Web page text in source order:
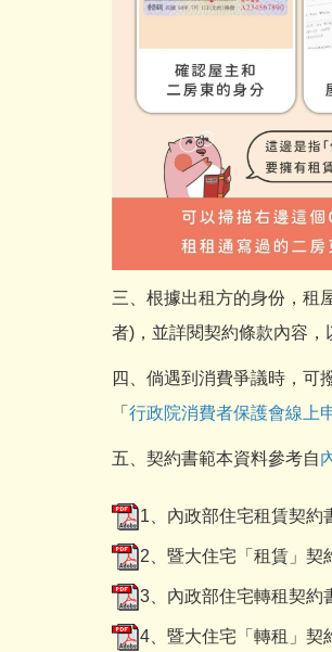
三、根據出租方的身份，租
者)，並詳閱契約條款內容，
四、倘遇到消費爭議時，可
「 行政院消費者保護會線上
五、契約書範本資料參考自
1、內政部住宅租賃契約
2、暨大住宅「租賃」契
3、內政部住宅轉租契約
4、暨大住宅「轉租」契